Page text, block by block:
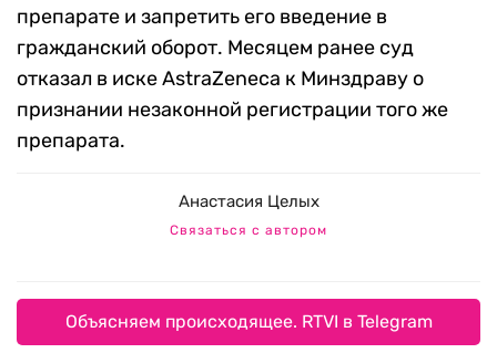
препарате и запретить его введение в
гражданский оборот. Месяцем ранее суд
отказал в иске AstraZeneca к Минздраву о
признании незаконной регистрации того же
препарата.
Анастасия Целых
Связаться с автором
Объясняем происходящее. RTVI в Telegram